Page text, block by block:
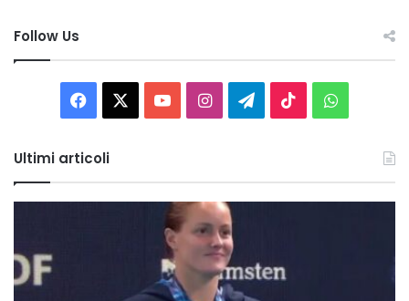
Follow Us
Facebook You InstagramTelegram
TikTok
Ultimi articoli